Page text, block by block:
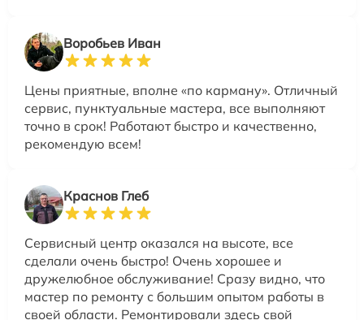
Воробьев Иван
Цены приятные, вполне «по карману». Отличный
сервис, пунктуальные мастера, все выполняют
точно в срок! Работают быстро и качественно,
рекомендую всем!
Краснов Глеб
Сервисный центр оказался на высоте, все
сделали очень быстро! Очень хорошее и
дружелюбное обслуживание! Сразу видно, что
мастер по ремонту с большим опытом работы в
своей области. Ремонтировали здесь свой